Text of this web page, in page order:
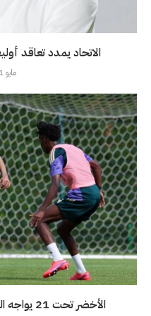
الاتحاد يمدد تعاقد
مايو 31, 2026
الأخضر تحت 21 يواجه الصين في افتتاح بطولة تولون